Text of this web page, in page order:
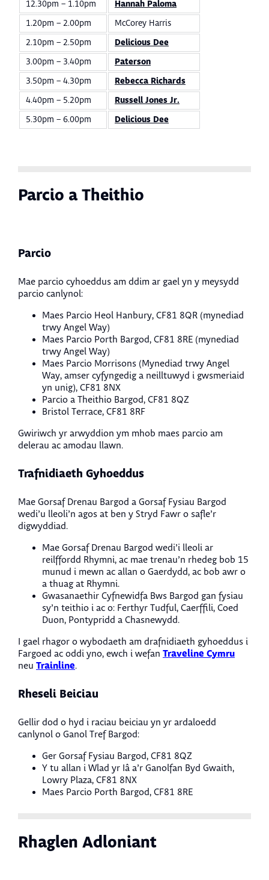
12.30pm – 1.10pm
Hannah Paloma
1.20pm – 2.00pm
McCorey Harris
2.10pm – 2.50pm
Delicious Dee
3.00pm – 3.40pm
Paterson
3.50pm – 4.30pm
Rebecca Richards
4.40pm – 5.20pm
Russell Jones Jr.
5.30pm – 6.00pm
Delicious Dee
Parcio a Theithio
Parcio
Mae parcio cyhoeddus am ddim ar gael yn y meysydd
parcio canlynol:
Maes Parcio Heol Hanbury, CF81 8QR (mynediad
trwy Angel Way)
Maes Parcio Porth Bargod, CF81 8RE (mynediad
trwy Angel Way)
Maes Parcio Morrisons (Mynediad trwy Angel
Way, amser cyfyngedig a neilltuwyd i gwsmeriaid
yn unig), CF81 8NX
Parcio a Theithio Bargod, CF81 8QZ
Bristol Terrace, CF81 8RF
Gwiriwch yr arwyddion ym mhob maes parcio am
delerau ac amodau llawn.
Trafnidiaeth Gyhoeddus
Mae Gorsaf Drenau Bargod a Gorsaf Fysiau Bargod
wedi’u lleoli’n agos at ben y Stryd Fawr o safle’r
digwyddiad.
Mae Gorsaf Drenau Bargod wedi’i lleoli ar
reilffordd Rhymni, ac mae trenau’n rhedeg bob 15
munud i mewn ac allan o Gaerdydd, ac bob awr o
a thuag at Rhymni.
Gwasanaethir Cyfnewidfa Bws Bargod gan fysiau
sy’n teithio i ac o: Ferthyr Tudful, Caerffili, Coed
Duon, Pontypridd a Chasnewydd.
I gael rhagor o wybodaeth am drafnidiaeth gyhoeddus i
Fargoed ac oddi yno, ewch i wefan Traveline Cymru
neu Trainline.
Rheseli Beiciau
Gellir dod o hyd i raciau beiciau yn yr ardaloedd
canlynol o Ganol Tref Bargod:
Ger Gorsaf Fysiau Bargod, CF81 8QZ
Y tu allan i Wlad yr Iâ a’r Ganolfan Byd Gwaith,
Lowry Plaza, CF81 8NX
Maes Parcio Porth Bargod, CF81 8RE
Rhaglen Adloniant